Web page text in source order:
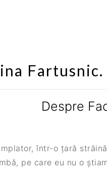
Despre
într-o țară
pe care eu nu o